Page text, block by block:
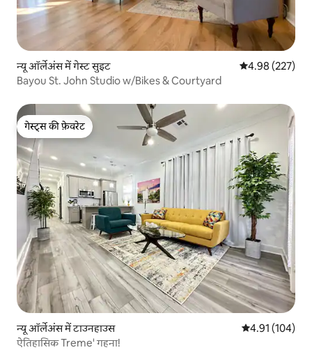
न्यू ऑर्लेअंस में गेस्ट सुइट औसत रेटिंग 5 में से
4.98 (227)
Bayou St. John Studio w/Bikes & Courtyard
गेस्ट्स की फ़ेवरेट
गेस्ट्स की फ़ेवरेट
न्यू ऑर्लेअंस में टाउनहाउस औसत रेटिंग 5 में से
4.91 (104)
ऐतिहासिक Treme' गहना!